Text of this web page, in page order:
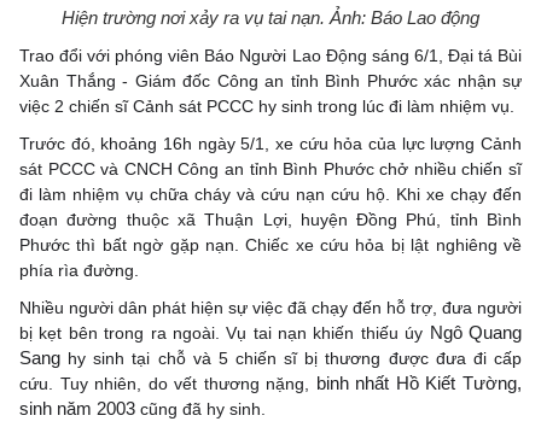
Hiện trường nơi xảy ra vụ tai nạn. Ảnh: Báo Lao động
Trao đổi với phóng viên Báo Người Lao Động sáng 6/1, Đại tá Bùi
Xuân Thắng - Giám đốc Công an tỉnh Bình Phước xác nhận sự
việc 2 chiến sĩ Cảnh sát PCCC hy sinh trong lúc đi làm nhiệm vụ.
Trước đó, khoảng 16h ngày 5/1, xe cứu hỏa của lực lượng Cảnh
sát PCCC và CNCH Công an tỉnh Bình Phước chở nhiều chiến sĩ
đi làm nhiệm vụ chữa cháy và cứu nạn cứu hộ. Khi xe chạy đến
đoạn đường thuộc xã Thuận Lợi, huyện Đồng Phú, tỉnh Bình
Phước thì bất ngờ gặp nạn. Chiếc xe cứu hỏa bị lật nghiêng về
phía rìa đường.
Nhiều người dân phát hiện sự việc đã chạy đến hỗ trợ, đưa người
bị kẹt bên trong ra ngoài. Vụ tai nạn khiến thiếu úy Ngô Quang
Sang hy sinh tại chỗ và 5 chiến sĩ bị thương được đưa đi cấp
cứu. Tuy nhiên, do vết thương nặng, binh nhất Hồ Kiết Tường,
sinh năm 2003 cũng đã hy sinh.